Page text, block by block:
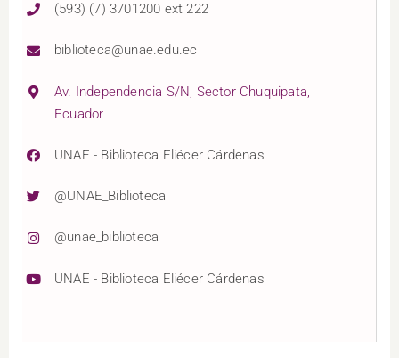
(593) (7) 3701200 ext 222
biblioteca@unae.edu.ec
Av. Independencia S/N, Sector Chuquipata,
Ecuador
UNAE - Biblioteca Eliécer Cárdenas
@UNAE_Biblioteca
@unae_biblioteca
UNAE - Biblioteca Eliécer Cárdenas